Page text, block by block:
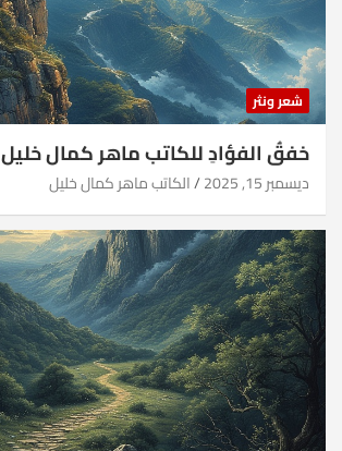
شعر ونثر
خفقُ الفؤادِ للكاتب ماهر كمال خليل
ديسمبر 15, 2025 الكاتب ماهر كمال خليل